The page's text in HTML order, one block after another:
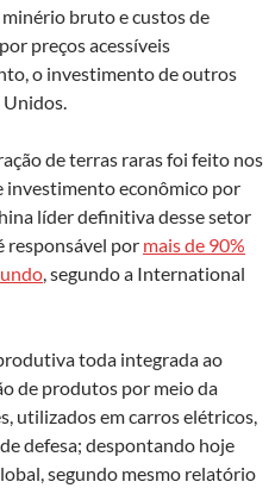
bruto e custos de
preços acessíveis
o investimento de outros
Unidos.
de terras raras foi feito nos
investimento econômico por
líder definitiva desse setor
responsável por mais de 90%
, segundo a International
toda integrada ao
de produtos por meio da
utilizados em carros elétricos,
defesa; despontando hoje
segundo mesmo relatório